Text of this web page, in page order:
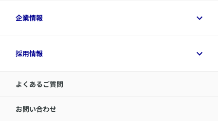
変額保険各種情報
デジタル約款
令和8年（2026年）分の生命保険料控除証明書について
アクサのネット完結保険（旧アクサダイレクト生命）
法人のお客さまトップ
経営者サポートサービス
企業情報
企業情報トップ
アクサ生命が選ばれる理由
IR情報
サステナビリティの取り組み
採用情報
採用情報トップ
中途採用：内勤正社員
よくあるご質問
お問い合わせ